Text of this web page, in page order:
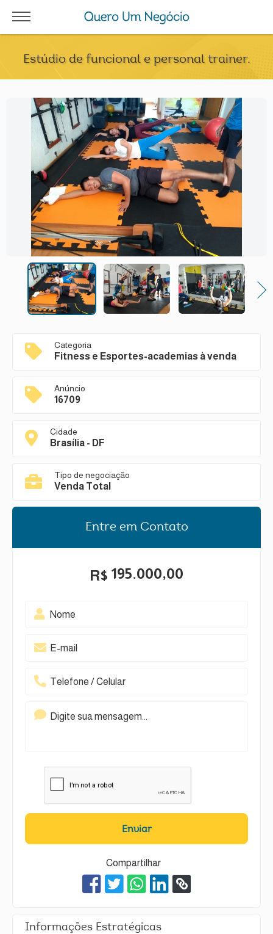
Estúdio de funcional e personal trainer.
Next
Categoria
Fitness e Esportes-academias à venda
Anúncio
16709
Cidade
Brasília - DF
Tipo de negociação
Venda Total
Entre em Contato
R$ 195.000,00
Enviar
Compartilhar
Informações Estratégicas